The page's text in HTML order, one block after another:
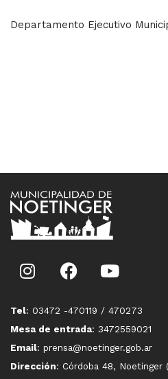
Departamento Ejecutivo
Tel: 03472 -470119 / 470273
Mesa de entrada: 3472559021
Email: prensa@noetinger.gob.ar
Dirección: Córdoba 48, Noetinger